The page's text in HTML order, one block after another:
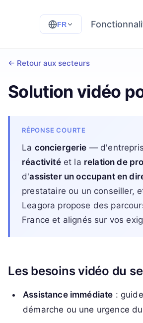
FR
← Retour aux secteurs
Solution vidéo
RÉPONSE COURTE
La conciergerie —
réactivitéet la relation de
d'assister un occupant en
prestataire ou un conseiller,
Leagora propose des
France et alignés sur vos
Les besoins vidéo du
Assistance immédiate :
démarche ou une urgence